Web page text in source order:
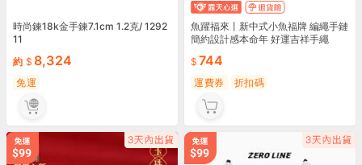
時尚鍊18k金手鍊7.1cm 1.2克/ 1292
11
約
8,324
免運
魚躍福來丨新中式小魚福牌 編繩手鏈
簡約設計感本命年 好運吉祥手繩
744
運費券 折扣碼